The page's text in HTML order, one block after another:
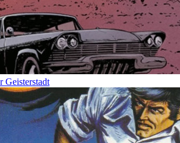
Geisterstadt